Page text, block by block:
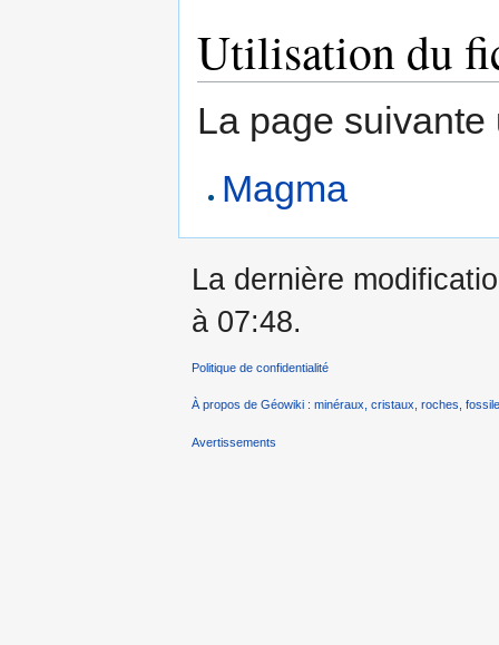
Utilisation du
La page
Magma
La dernière
à 07:48.
Politique de confidentialité
À propos de Géowiki : minéraux, cristaux, roches,
Avertissements